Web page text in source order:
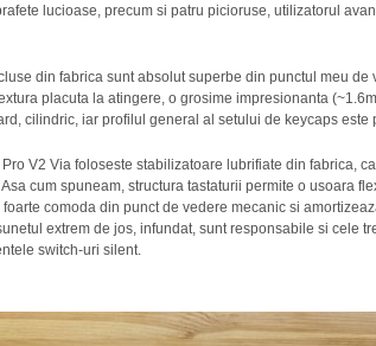
lucioase, precum si patru picioruse, utilizatorul
din fabrica sunt absolut superbe din punctul meu
placuta la atingere, o grosime impresionanta
cilindric, iar profilul general al setului de keycaps este
V2 Via foloseste stabilizatoare lubrifiate din fabrica,
cum spuneam, structura tastaturii permite o usoara
comoda din punct de vedere mecanic si
extrem de jos, infundat, sunt responsabile si cele
switch-uri silent.